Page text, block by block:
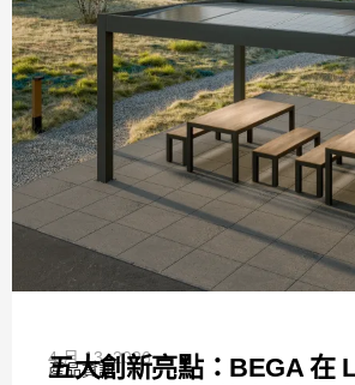
4 月 13, 2026
產品資訊
五大創新亮點：BEGA 在